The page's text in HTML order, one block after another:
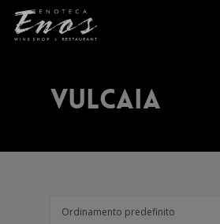
Vulcaia